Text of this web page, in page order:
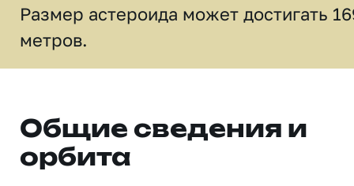
Размер астероида может достигать
метров.
Общие сведения и
орбита